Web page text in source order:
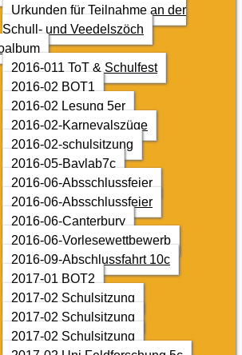
Urkunden für Teilnahme an der
Schull- und Veedelszöch
2016-011 ToT & Schulfest
2016-02 BOT1
2016-02 Lesung 5er
2016-02-Karnevalszüge
2016-02-schulsitzung
2016-05-Baylab7c
2016-06-Absschlussfeier
2016-06-Absschlussfeier
2016-06-Canterbury
2016-06-Vorlesewettbewerb
2016-09-Abschlussfahrt 10c
2017-01 BOT2
2017-02 Schulsitzung
2017-02 Schulsitzung
2017-02 Schulsitzung